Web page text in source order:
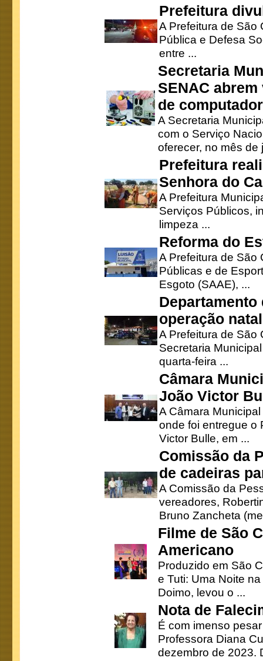
Prefeitura
A Prefeitura de São
Pública e Defesa
entre ...
Secretaria
SENAC
de
A Secretaria
com o Serviço
oferecer, no mês de
Prefeitura
Senhora do
A Prefeitura
Serviços Públicos,
limpeza ...
Reforma do
A Prefeitura de São
Públicas e de
Esgoto (SAAE), ...
operação
A Prefeitura de São
Secretaria
quarta-feira ...
Câmara
João Victor
A Câmara
onde foi entregue o
Victor Bulle, em ...
Comissão da
de cadeiras
A Comissão da
vereadores,
Bruno Zancheta
Filme de São
Americano
Produzido em São
e Tuti: Uma Noite
Doimo, levou o ...
Nota de
É com imenso
Professora Diana
dezembro de 2023.